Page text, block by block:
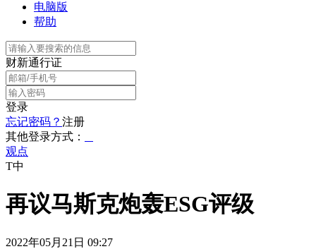
电脑版
帮助
财新通行证
登录
忘记密码？ 注册
其他登录方式：
观点
T中
再议马斯克炮轰ESG评级
2022年05月21日 09:27